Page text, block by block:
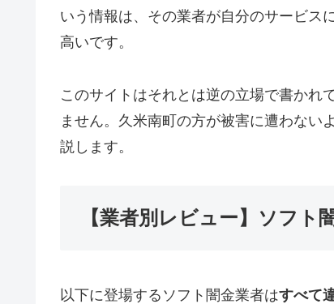
いう情報は、その業者が自分のサービス
高いです。
このサイトはそれとは逆の立場で書かれ
ません。久米南町の方が被害に遭わない
説します。
【業者別レビュー】ソフト
以下に登場するソフト闇金業者はすべて